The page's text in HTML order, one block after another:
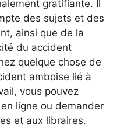
gratifiante. Il
des sujets et des
ainsi que de la
du accident
quelque chose de
amboise lié à
vous pouvez
ligne ou demander
et aux libraires.